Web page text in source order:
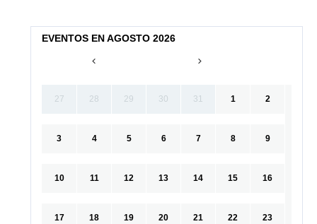
EVENTOS EN AGOSTO 2026
27 28 29 30 31 1 2
3 4 5 6 7 8 9
10 11 12 13 14 15 16
17 18 19 20 21 22 23